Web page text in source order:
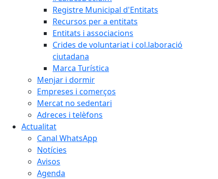
Registre Municipal d'Entitats
Recursos per a entitats
Entitats i associacions
Crides de voluntariat i col.laboració
ciutadana
Marca Turística
Menjar i dormir
Empreses i comerços
Mercat no sedentari
Adreces i telèfons
Actualitat
Canal WhatsApp
Notícies
Avisos
Agenda